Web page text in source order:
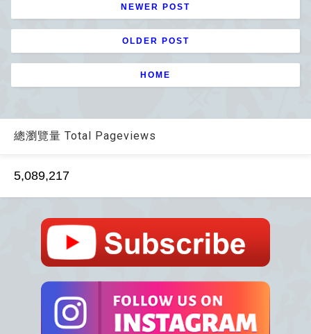
NEWER POST
OLDER POST
HOME
總瀏覽量 Total Pageviews
5,089,217